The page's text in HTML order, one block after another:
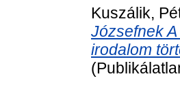
Kuszálik,
Józsefnek
irodalom